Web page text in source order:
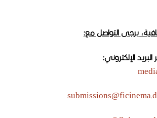
يرجى التواصل مع:
البريد الإلكتروني: